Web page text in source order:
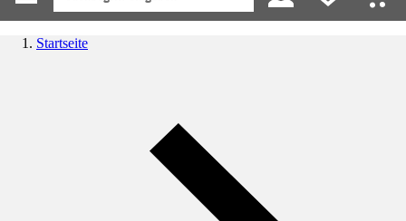
Startseite